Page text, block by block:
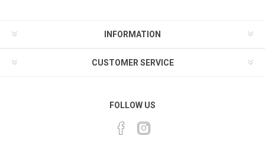
INFORMATION
CUSTOMER SERVICE
FOLLOW US